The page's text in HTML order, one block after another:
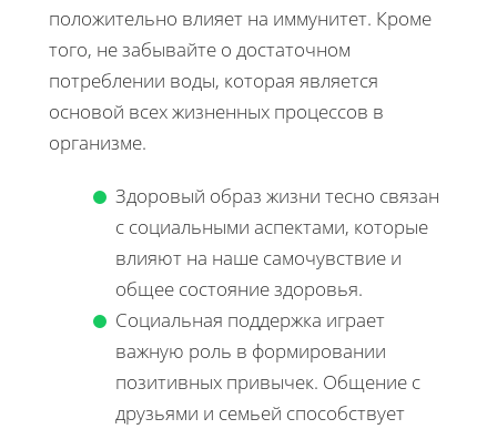
положительно влияет на иммунитет. Кроме
того, не забывайте о достаточном
потреблении воды, которая является
основой всех жизненных процессов в
организме.
Здоровый образ жизни тесно связан
с социальными аспектами, которые
влияют на наше самочувствие и
общее состояние здоровья.
Социальная поддержка играет
важную роль в формировании
позитивных привычек. Общение с
друзьями и семьей способствует